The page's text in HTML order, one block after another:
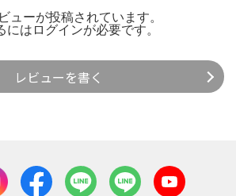
ューが投稿されています。
には ログインが必要です。
レビューを書く